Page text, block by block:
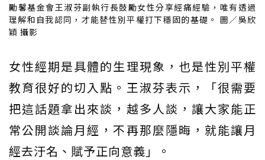
勵馨基金會王淑芬副執行長鼓勵女性分享經痛經驗，唯有透過
理解和自我認同，才能替性別平權打下穩固的基礎。 圖／吳欣
穎 攝影
女性經期是具體的生理現象，也是性別平權
教育很好的切入點。王淑芬表示，「很需要
把這話題拿出來談，越多人談，讓大家能正
常公開談論月經，不再那麼隱晦，就能讓月
經去汙名、賦予正向意義」。